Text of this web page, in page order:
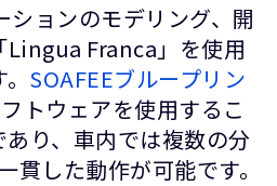
ョンのモデリング、開
Lingua Franca」を使用
SOAFEEブループリン
トウェアを使用するこ
り、車内では複数の分
した動作が可能です。